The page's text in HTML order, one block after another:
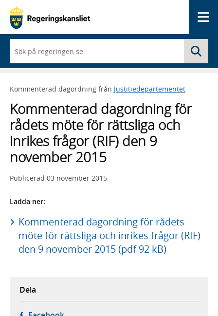
du
börjar
skriva
framträder
lista
med
sökförslag
Kommenterad dagordning från Justitiedepartementet
Kommenterad dagordning för
rådets möte för rättsliga och
inrikes frågor (RIF) den 9
november 2015
Publicerad 03 november 2015
Ladda ner:
Kommenterad dagordning för rådets
möte för rättsliga och inrikes frågor (RIF)
den 9 november 2015 (pdf 92 kB)
Dela